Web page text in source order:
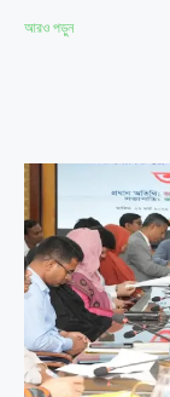
আরও পড়ুন